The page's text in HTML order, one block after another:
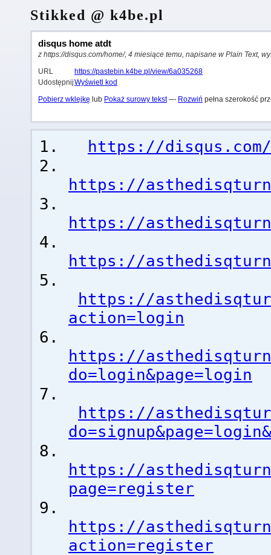
Stikked @ k4be.pl
disqus home atdt
z https://disqus.com/home/, 4 miesiące temu, napisane w Plain Text,
URL
https://pastebin.k4be.pl/view/6a035268
UdostępnijWyświetl kod
Pobierz wklejkę lub Pokaż surowy tekst — Rozwiń pełna szerokość
https://
https://
https://
https://
https://
action=login
https://
do=login&page=login
https://
https://
page=register
https://
action=register